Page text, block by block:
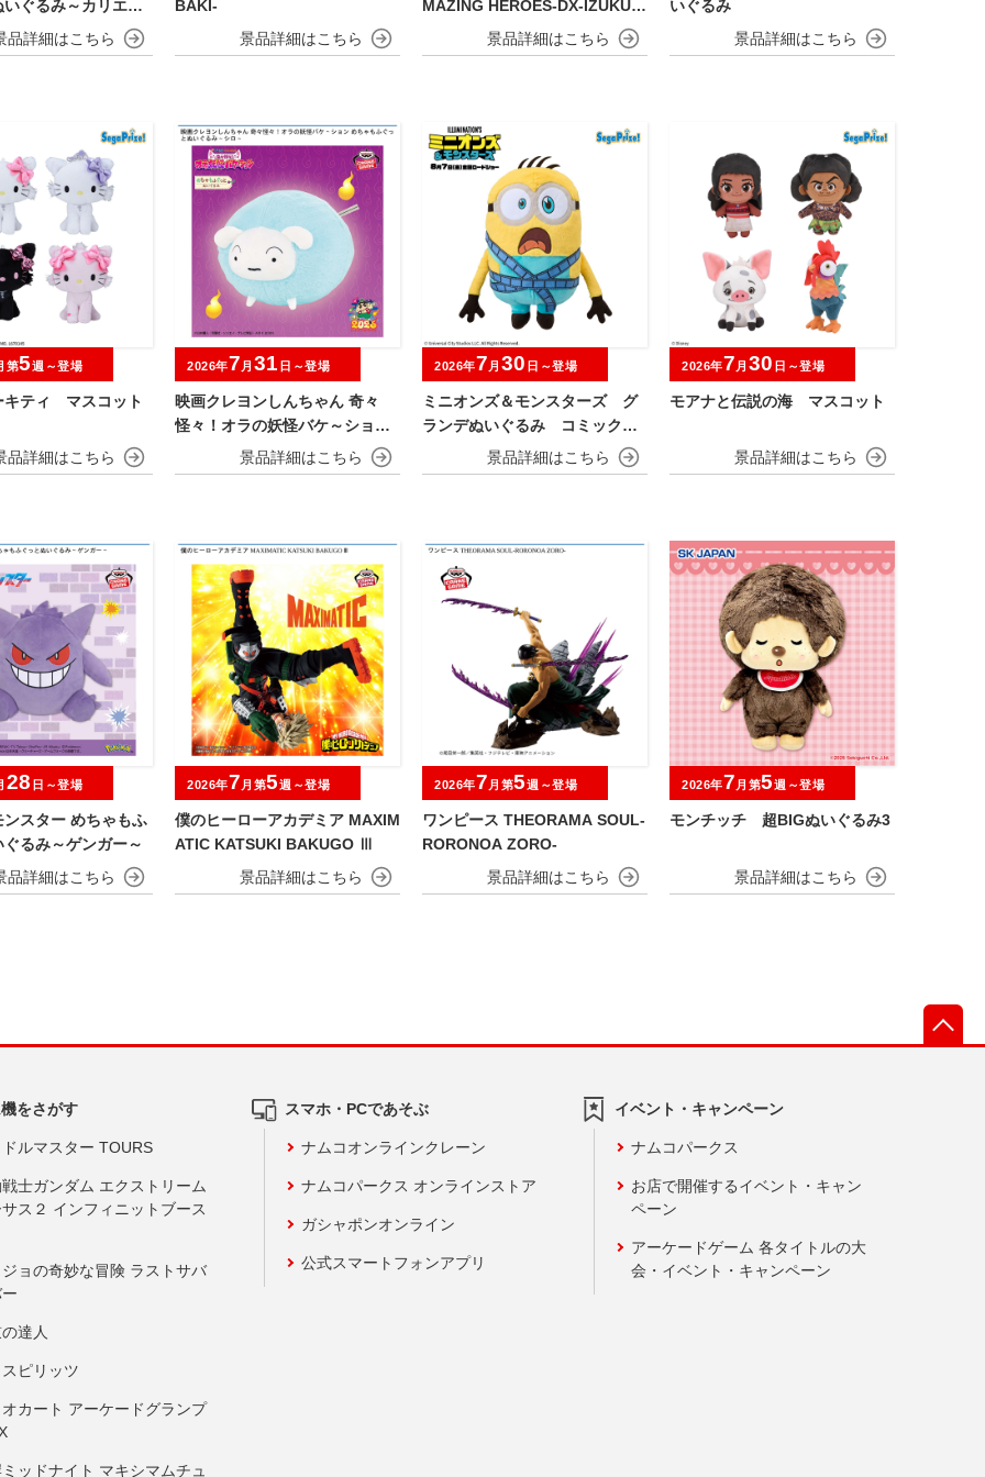
ぐるみ～カリエス BAKI-
MAZING HEROES-DX-IZUKU
MIDORIYA OVERLAY Ⅱ
いぐるみ
キティ マスコット
第5週～登場
映画クレヨンしんちゃん 奇々
怪々！オラの妖怪バケ～ション
めちゃもふぐっとぬいぐるみ シ
ロ
2026年7 月 31 日～登場
ミニオンズ＆モンスターズ グ
ランデぬいぐるみ コミックス
2026年7 月 30 日～登場
モアナと伝説の海 マスコット
2026年7 月 30 日～登場
ンスター めちゃもふ
るみ～ゲンガー～
28 日～登場
僕のヒーローアカデミア MAXIM
ATIC KATSUKI BAKUGO Ⅲ
2026年7 月第5週～登場
ワンピース THEORAMA SOUL-
RORONOA ZORO-
2026年7 月第5週～登場
モンチッチ 超BIGぬいぐるみ3
2026年7 月第5週～登場
をさがす
ルマスター TOURS
士ガンダム エクストリーム
ス２ インフィニットブース
ョの奇妙な冒険 ラストサバ
達人
ピリッツ
カート アーケードグランプ
ッドナイト マキシマムチュ
スマホ・PCであそぶ
ナムコオンラインクレーン
ナムコパークス オンラインストア
ガシャポンオンライン
公式スマートフォンアプリ
イベント・キャンペーン
ナムコパークス
お店で開催するイベント・キャン
ペーン
アーケードゲーム 各タイトルの大
会・イベント・キャンペーン